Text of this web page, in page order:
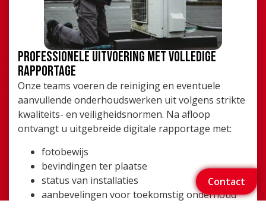
Contact
Professionele uitvoering met volledige
rapportage
Onze teams voeren de reiniging en eventuele
aanvullende onderhoudswerken uit volgens strikte
kwaliteits- en veiligheidsnormen. Na afloop
ontvangt u uitgebreide digitale rapportage met:
fotobewijs
bevindingen ter plaatse
status van installaties
aanbevelingen voor toekomstig onderhoud